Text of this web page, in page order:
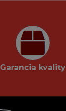
Garancia kvality